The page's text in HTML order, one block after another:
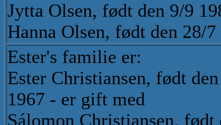
Jytta Olsen, født den 9/9
Hanna Olsen, født den 28/7
Ester's familie er:
Ester Christiansen, født
1967 - er gift med
Sálomon Christiansen, født